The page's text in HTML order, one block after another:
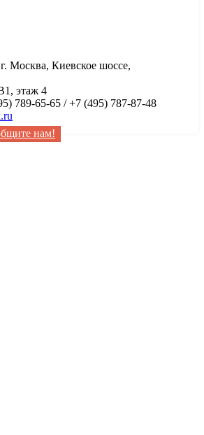
Москва, Киевское шоссе,
этаж 4
789-65-65 / +7 (495) 787-87-48
нам!